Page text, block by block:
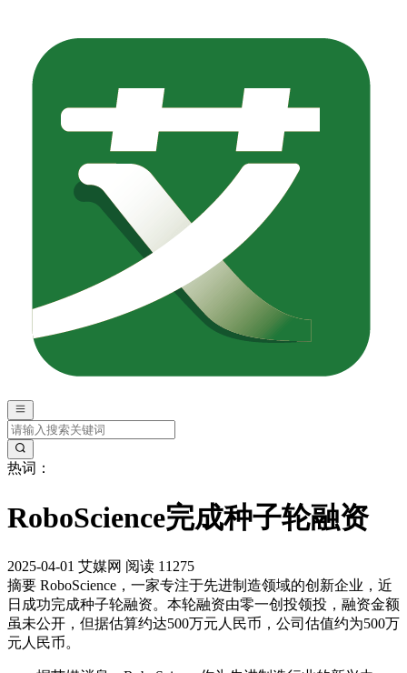
热词：
RoboScience完成种子轮融资
2025-04-01 艾媒网 阅读 11275
摘要 RoboScience，一家专注于先进制造领域的创新企业，近
日成功完成种子轮融资。本轮融资由零一创投领投，融资金额
虽未公开，但据估算约达500万元人民币，公司估值约为500万
元人民币。